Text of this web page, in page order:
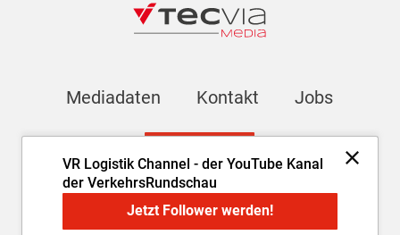
VR Logistik Channel - der YouTube Kanal
der VerkehrsRundschau
Jetzt Follower werden!
Mediadaten Kontakt Jobs
AGB Datenschutz Cookie-Einstellungen